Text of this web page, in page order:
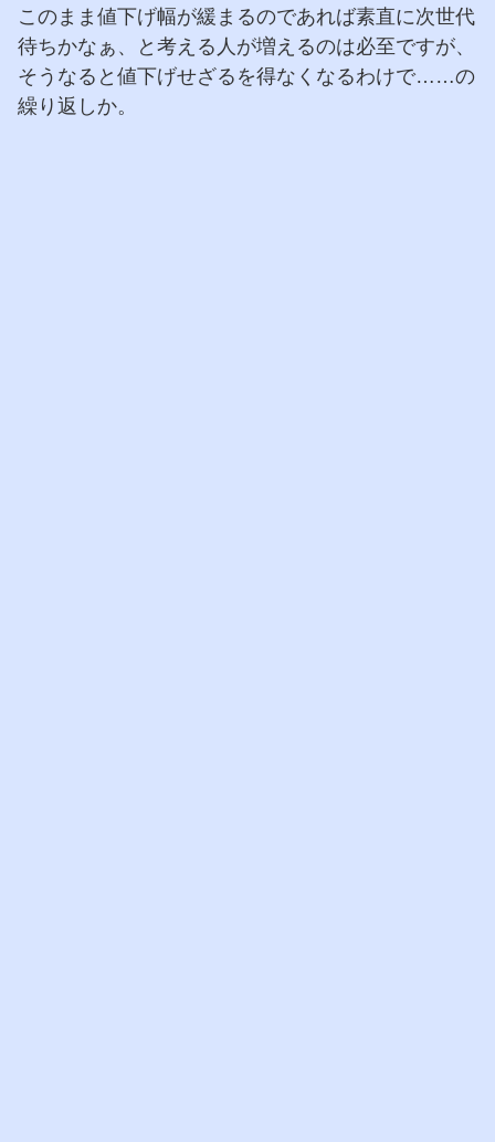
このまま値下げ幅が緩まるのであれば素直に次世代
待ちかなぁ、と考える人が増えるのは必至ですが、
そうなると値下げせざるを得なくなるわけで……の
繰り返しか。